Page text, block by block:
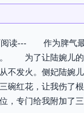
阅读--- 作为脾气
为了让陆婉儿的
发火。侧妃陆婉儿
红花，让我伤了根
专门给我附加了三